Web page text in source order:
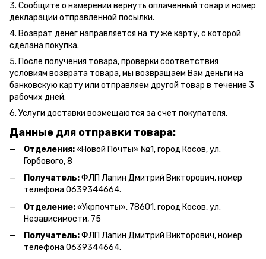
3. Сообщите о намерении вернуть оплаченный товар и номер
декларации отправленной посылки.
4. Возврат денег направляется на ту же карту, с которой
сделана покупка.
5. После получения товара, проверки соответствия
условиям возврата товара, мы возвращаем Вам деньги на
банковскую карту или отправляем другой товар в течение 3
рабочих дней.
6. Услуги доставки возмещаются за счет покупателя.
Данные для отправки товара:
Отделения:«Новой Почты» №1, город Косов,ул.
Горбового, 8
Получатель:ФЛП Лапин Дмитрий Викторович, номер
телефона 0639344664.
Отделение:«Укрпочты», 78601, город Косов, ул.
Независимости, 75
Получатель:ФЛП Лапин Дмитрий Викторович, номер
телефона 0639344664.